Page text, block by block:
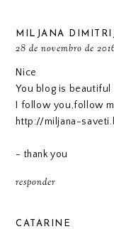
MILJANA
28 de novembro de
Nice
You blog is beautiful
I follow you,follow
http://miljana-
- thank you
responder
CATARINE